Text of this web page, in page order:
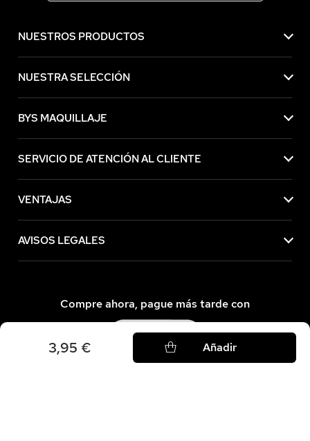
3,95 € Añadir
NUESTROS PRODUCTOS
NUESTRA SELECCIÓN
BYS MAQUILLAJE
SERVICIO DE ATENCIÓN AL CLIENTE
VENTAJAS
AVISOS LEGALES
Compre ahora, pague más tarde con